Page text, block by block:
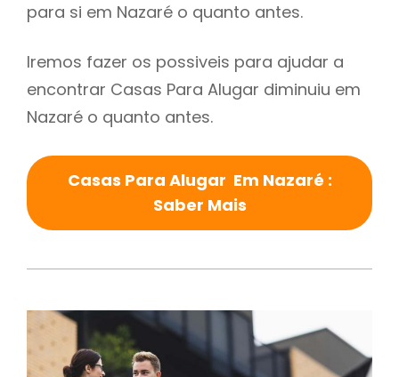
para si em Nazaré o quanto antes.
Iremos fazer os possiveis para ajudar a
encontrar Casas Para Alugar diminuiu em
Nazaré o quanto antes.
Casas Para Alugar Em Nazaré :
Saber Mais